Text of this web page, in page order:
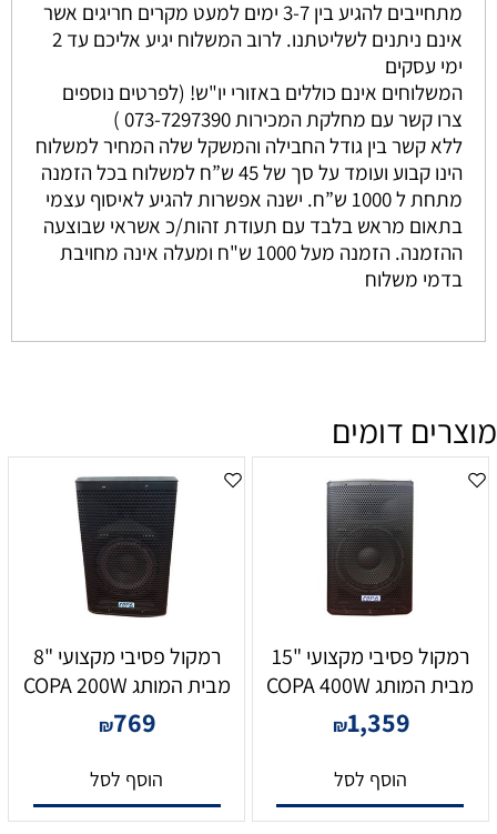
מתחייבים להגיע בין 3-7 ימים למעט מקרים חריגים אשר
אינם ניתנים לשליטתנו. לרוב המשלוח יגיע אליכם עד 2
ימי עסקים
המשלוחים אינם כוללים באזורי יו"ש! (לפרטים נוספים
צרו קשר עם מחלקת המכירות 073-7297390 )
ללא קשר בין גודל החבילה והמשקל שלה המחיר למשלוח
הינו קבוע ועומד על סך של 45 ש”ח למשלוח בכל הזמנה
מתחת ל 1000 ש”ח. ישנה אפשרות להגיע לאיסוף עצמי
בתאום מראש בלבד עם תעודת זהות/כ אשראי שבוצעה
ההזמנה. הזמנה מעל 1000 ש"ח ומעלה אינה מחויבת
בדמי משלוח
מוצרים דומים
רמקול פסיבי מקצועי "15
מבית המותג COPA 400W
₪1,359
הוסף לסל
רמקול פסיבי מקצועי "8
מבית המותג COPA 200W
₪769
הוסף לסל